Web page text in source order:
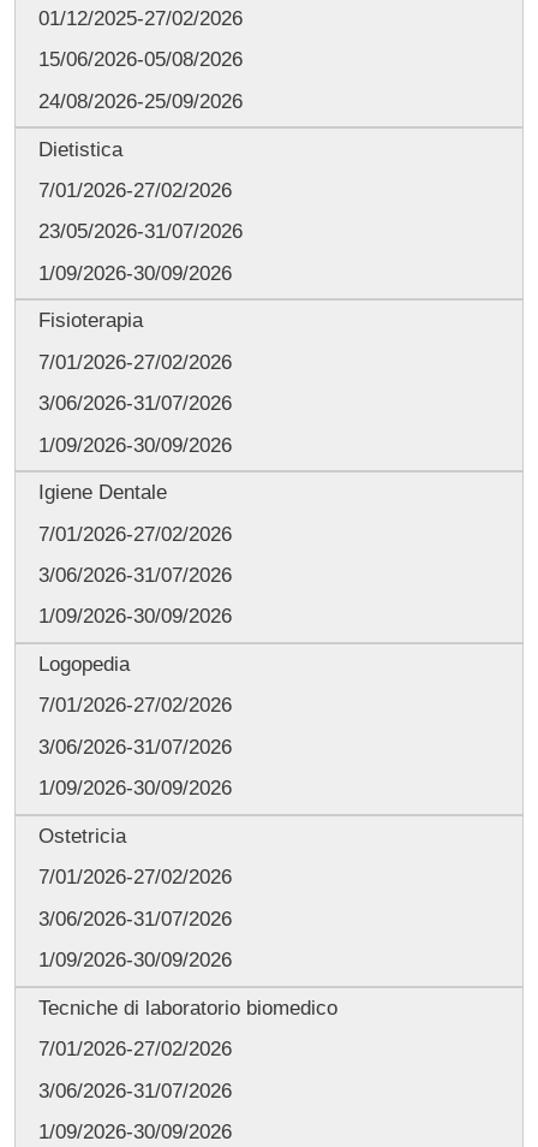
01/12/2025-27/02/2026
15/06/2026-05/08/2026
24/08/2026-25/09/2026
Dietistica
7/01/2026-27/02/2026
23/05/2026-31/07/2026
1/09/2026-30/09/2026
Fisioterapia
7/01/2026-27/02/2026
3/06/2026-31/07/2026
1/09/2026-30/09/2026
Igiene Dentale
7/01/2026-27/02/2026
3/06/2026-31/07/2026
1/09/2026-30/09/2026
Logopedia
7/01/2026-27/02/2026
3/06/2026-31/07/2026
1/09/2026-30/09/2026
Ostetricia
7/01/2026-27/02/2026
3/06/2026-31/07/2026
1/09/2026-30/09/2026
Tecniche di laboratorio biomedico
7/01/2026-27/02/2026
3/06/2026-31/07/2026
1/09/2026-30/09/2026